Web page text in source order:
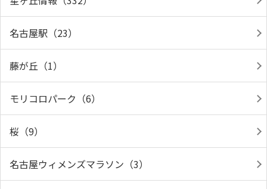
名古屋駅（23）
藤が丘（1）
モリコロパーク（6）
桜（9）
名古屋ウィメンズマラソン（3）